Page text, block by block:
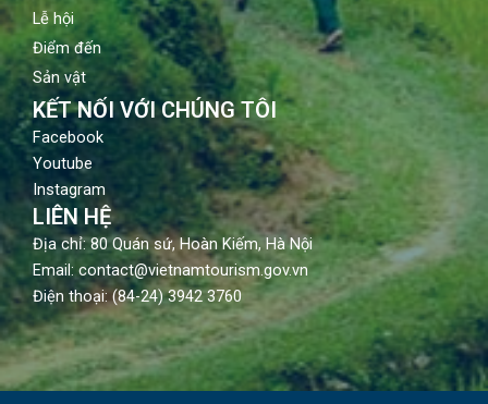
Lễ hội
Điểm đến
Sản vật
KẾT NỐI VỚI CHÚNG TÔI
Facebook
Youtube
Instagram
LIÊN HỆ
Địa chỉ: 80 Quán sứ, Hoàn Kiếm, Hà Nội
Email: contact@vietnamtourism.gov.vn
Điện thoại: (84-24) 3942 3760